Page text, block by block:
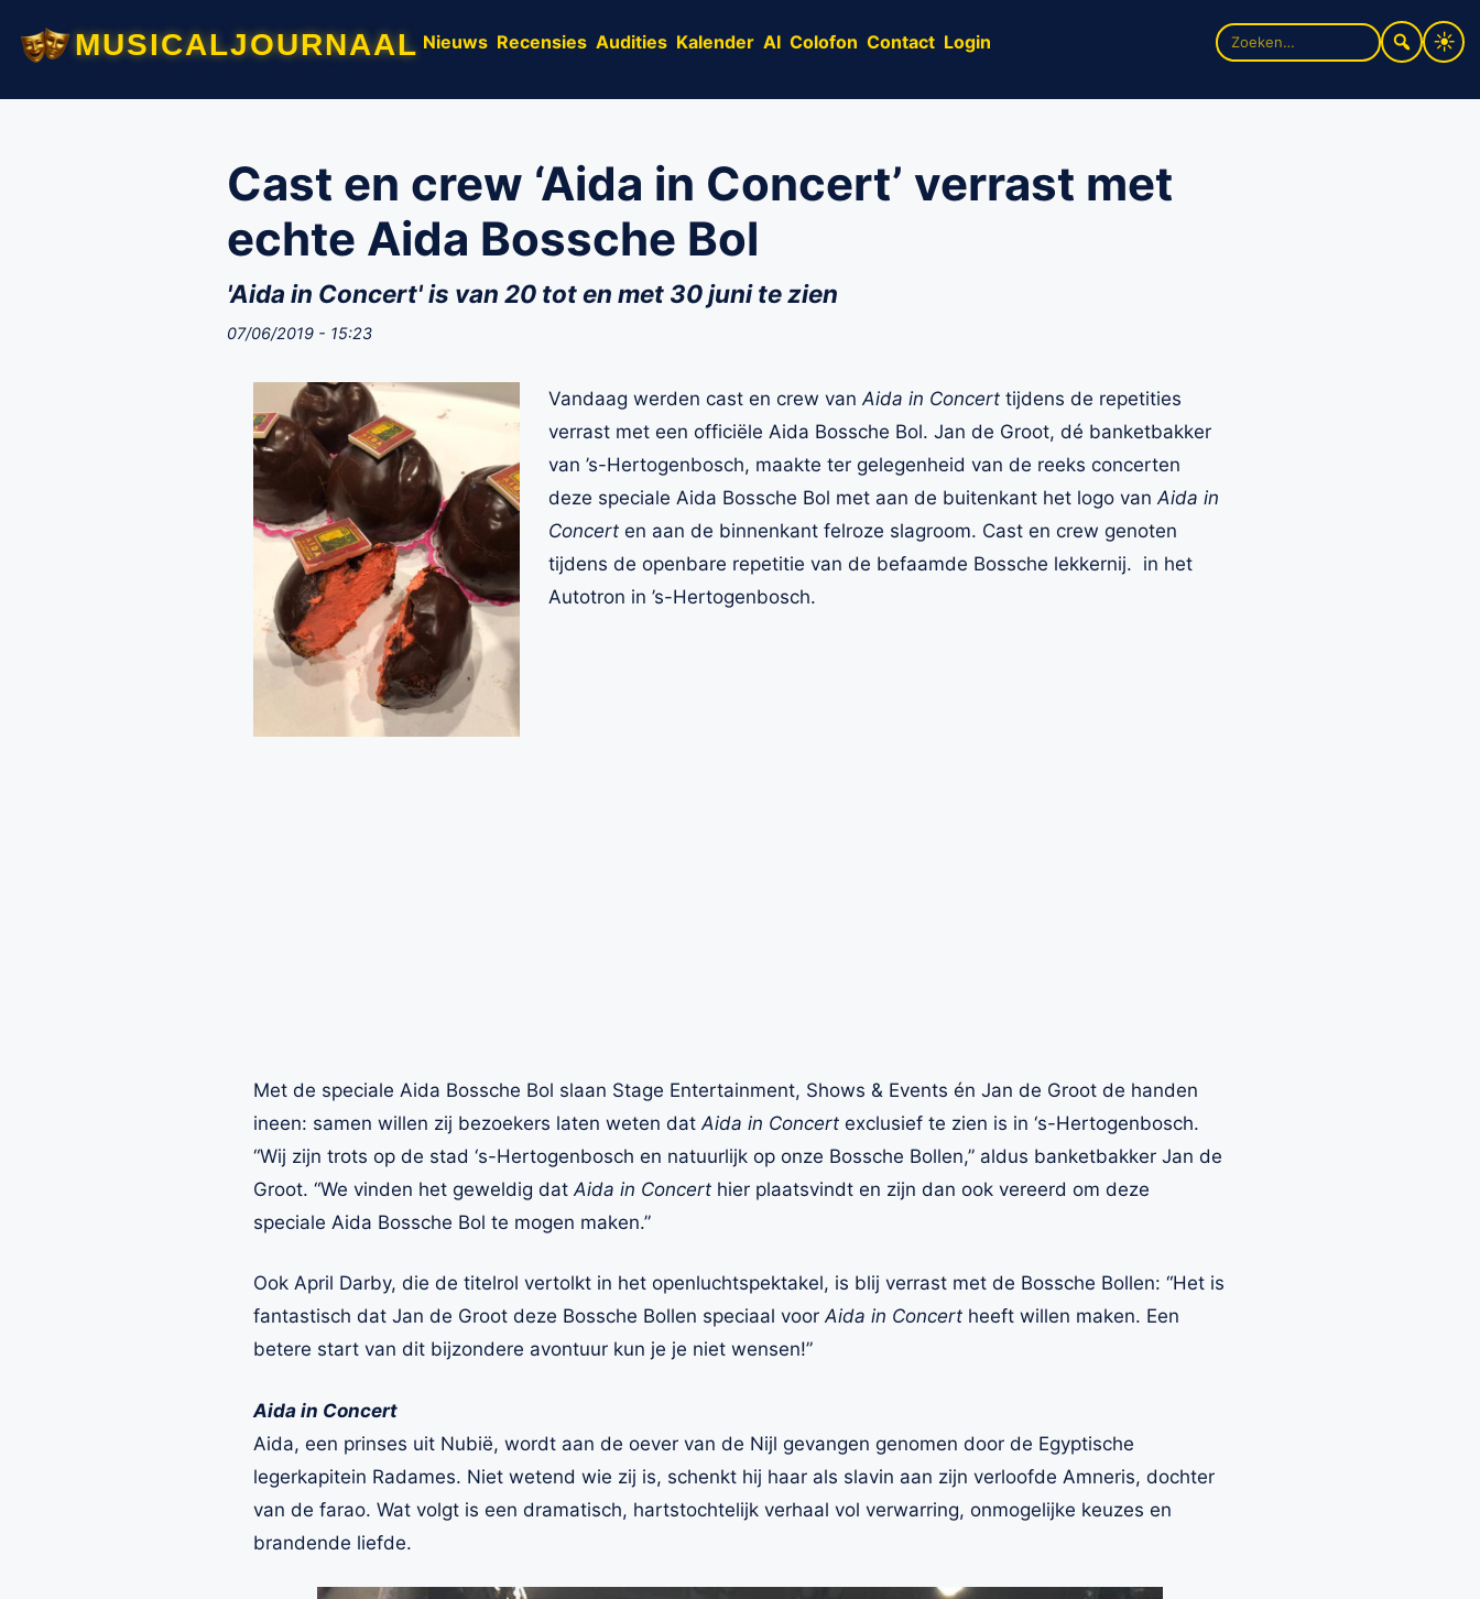
musicaljournaal Nieuws Recensies Audities Kalender AI Colofon Contact Login
Zoek
naar:
Cast en crew ‘Aida in Concert’ verrast met
echte Aida Bossche Bol
'Aida in Concert' is van 20 tot en met 30 juni te zien
07/06/2019 - 15:23
Vandaag werden cast en crew vanAida in Concerttijdens de repetities
verrast met een officiële Aida Bossche Bol. Jan de Groot, dé banketbakker
van ’s-Hertogenbosch, maakte ter gelegenheid van de reeks concerten
deze speciale Aida Bossche Bol met aan de buitenkant het logo vanAida in
Concerten aan de binnenkant felroze slagroom. Cast en crew genoten
tijdens de openbare repetitie van de befaamde Bossche lekkernij. in het
Autotron in ’s-Hertogenbosch.
Met de speciale Aida Bossche Bol slaan Stage Entertainment, Shows & Events én Jan de Groot de handen
ineen: samen willen zij bezoekers laten weten dat Aida in Concert exclusief te zien is in ‘s-Hertogenbosch.
“Wij zijn trots op de stad ‘s-Hertogenbosch en natuurlijk op onze Bossche Bollen,” aldus banketbakker Jan de
Groot. “We vinden het geweldig dat Aida in Concert hier plaatsvindt en zijn dan ook vereerd om deze
speciale Aida Bossche Bol te mogen maken.”
Ook April Darby, die de titelrol vertolkt in het openluchtspektakel, is blij verrast met de Bossche Bollen: “Het is
fantastisch dat Jan de Groot deze Bossche Bollen speciaal voorAida in Concert heeft willen maken. Een
betere start van dit bijzondere avontuur kun je je niet wensen!”
Aida in Concert
Aida, een prinses uit Nubië, wordt aan de oever van de Nijl gevangen genomen door de Egyptische
legerkapitein Radames. Niet wetend wie zij is, schenkt hij haar als slavin aan zijn verloofde Amneris, dochter
van de farao. Wat volgt is een dramatisch, hartstochtelijk verhaal vol verwarring, onmogelijke keuzes en
brandende liefde.